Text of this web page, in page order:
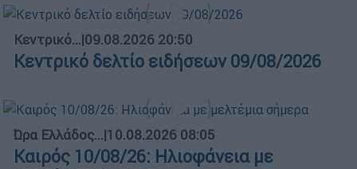
Κεντρικό...|09.08.2026 20:50
Κεντρικό δελτίο ειδήσεων 09/08/2026
Ώρα Ελλάδος...|10.08.2026 08:05
Καιρός 10/08/26: Ηλιοφάνεια με